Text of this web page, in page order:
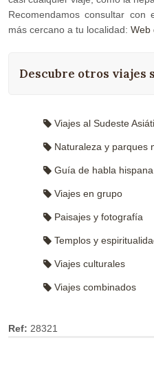
Recomendamos consultar
más cercano a tu localidad: Web
Descubre otros viajes
Viajes al Sudeste
Naturaleza y parques
Guía de habla hispana
Viajes en grupo
Paisajes y fotografía
Templos y
Viajes culturales
Viajes combinados
Ref: 28321